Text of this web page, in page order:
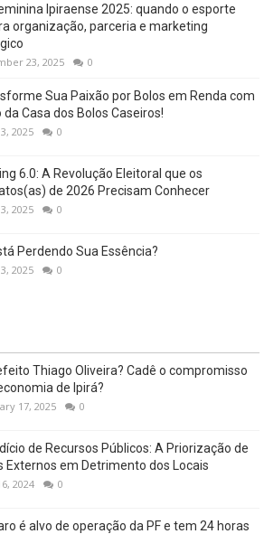
Ipiraense 2025: quando o esporte
organização, parceria e marketing
23, 2025 0
Sua Paixão por Bolos em Renda com
da Casa dos Bolos Caseiros!
2025 0
6.0: A Revolução Eleitoral que os
de 2026 Precisam Conhecer
2025 0
Perdendo Sua Essência?
2025 0
Thiago Oliveira? Cadê o compromisso
de Ipirá?
17, 2025 0
de Recursos Públicos: A Priorização de
Externos em Detrimento dos Locais
2024 0
é alvo de operação da PF e tem 24 horas